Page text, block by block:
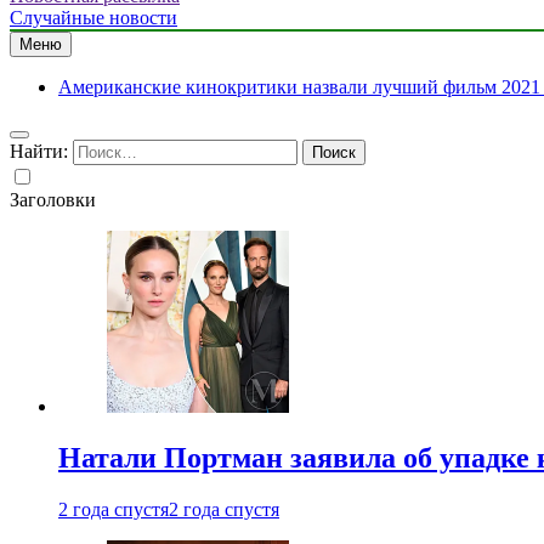
Случайные новости
Меню
Американские кинокритики назвали лучший фильм 2021
Найти:
Заголовки
Натали Портман заявила об упадке
2 года спустя2 года спустя